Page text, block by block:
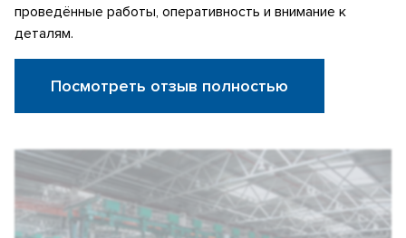
проведённые работы, оперативность и внимание к
деталям.
Посмотреть отзыв полностью